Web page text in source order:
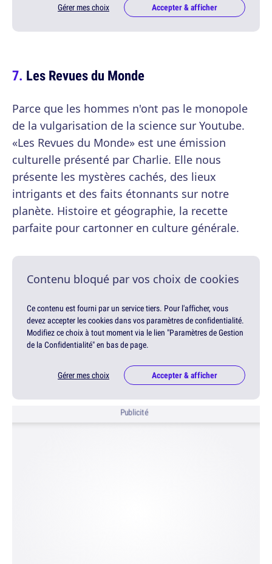
Gérer mes choix Accepter & afficher
Les Revues du Monde
Parce que les hommes n'ont pas le monopole
de la vulgarisation de la science sur Youtube.
«Les Revues du Monde» est une émission
culturelle présenté par Charlie. Elle nous
présente les mystères cachés, des lieux
intrigants et des faits étonnants sur notre
planète. Histoire et géographie, la recette
parfaite pour cartonner en culture générale.
Contenu bloqué par vos choix de cookies
Ce contenu est fourni par un service tiers. Pour l'afficher, vous
devez accepter les cookies dans vos paramètres de confidentialité.
Modifiez ce choix à tout moment via le lien "Paramètres de Gestion
de la Confidentialité" en bas de page.
Gérer mes choix Accepter & afficher
Publicité